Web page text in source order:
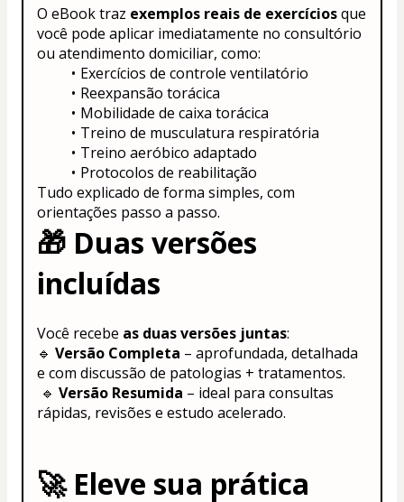
O eBook traz exemplos reais de exercícios que
você pode aplicar imediatamente no consultório
ou atendimento domiciliar, como:
Exercícios de controle ventilatório
Reexpansão torácica
Mobilidade de caixa torácica
Treino de musculatura respiratória
Treino aeróbico adaptado
Protocolos de reabilitação
Tudo explicado de forma simples, com
orientações passo a passo.
🎁 Duas versões
incluídas
Você recebe as duas versões juntas:
🔹 Versão Completa – aprofundada, detalhada
e com discussão de patologias + tratamentos.
🔹 Versão Resumida – ideal para consultas
rápidas, revisões e estudo acelerado.
🚀 Eleve sua prática